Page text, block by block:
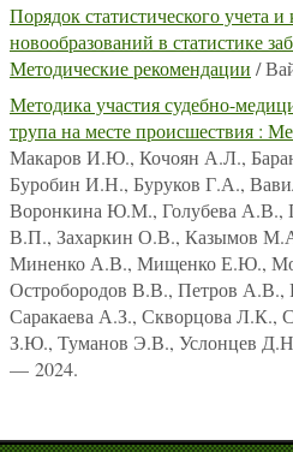
Порядок статистического учета
новообразований в статистике
Методические рекомендации /
Методика участия судебно-
трупа на месте происшествия :
Макаров И.Ю., Кочоян А.Л.,
Буробин И.Н., Буруков Г.А.,
Воронкина Ю.М., Голубева А.В.,
В.П., Захаркин О.В., Казымов
Миненко А.В., Мищенко Е.Ю.,
Остробородов В.В., Петров
Саракаева А.З., Скворцова Л.К.,
З.Ю., Туманов Э.В., Услонцев
— 2024.